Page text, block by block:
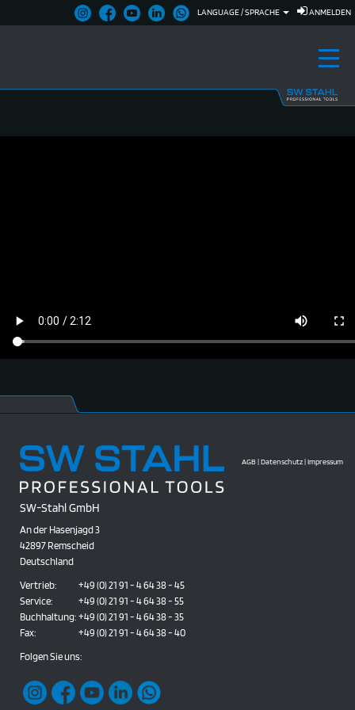
ANMELDEN
LANGUAGE / SPRACHE
AGB|Datenschutz|Impressum
SW-Stahl GmbH
An der Hasenjagd 3
42897 Remscheid
Deutschland
Vertrieb:
+49 (0) 21 91 - 4 64 38 - 45
Service:
+49 (0) 21 91 - 4 64 38 - 55
Buchhaltung: +49 (0) 21 91 - 4 64 38 - 35
Fax:
+49 (0) 21 91 - 4 64 38 - 40
Folgen Sie uns: